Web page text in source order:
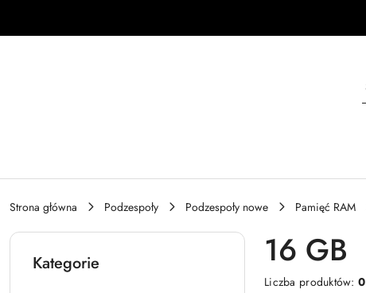
Strona główna Podzespoły Podzespoły nowe Pamięć RAM
Kategorie 16 GB
Liczba produktów:0